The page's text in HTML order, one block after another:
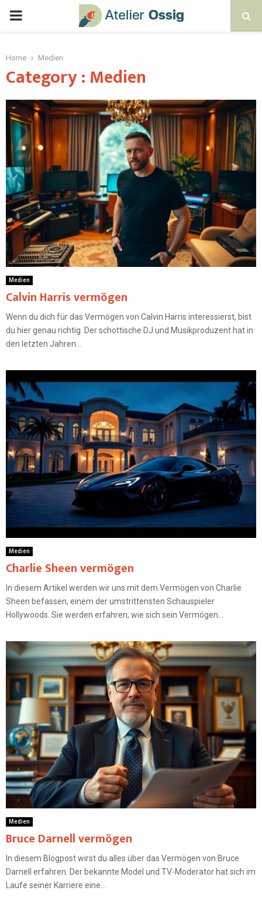
Home Medien
Category : Medien
Medien
Calvin Harris vermögen
Wenn du dich für das Vermögen von Calvin Harris interessierst, bist
du hier genau richtig. Der schottische DJ und Musikproduzent hat in
den letzten Jahren...
Medien
Charlie Sheen vermögen
In diesem Artikel werden wir uns mit dem Vermögen von Charlie
Sheen befassen, einem der umstrittensten Schauspieler
Hollywoods. Sie werden erfahren, wie sich sein Vermögen...
Medien
Bruce Darnell vermögen
In diesem Blogpost wirst du alles über das Vermögen von Bruce
Darnell erfahren. Der bekannte Model und TV-Moderator hat sich im
Laufe seiner Karriere eine...